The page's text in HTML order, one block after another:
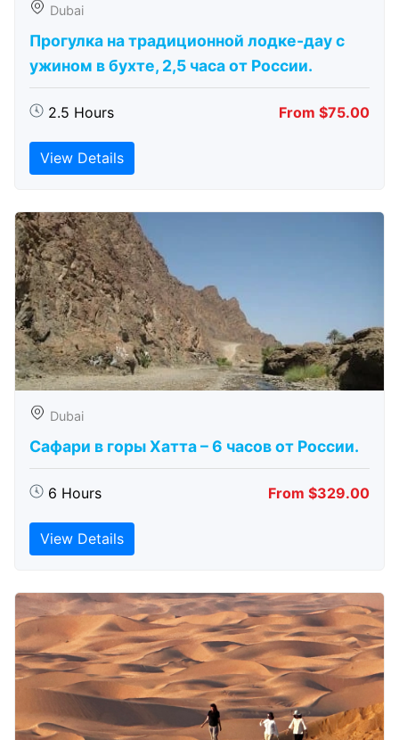
Dubai
Прогулка на традиционной лодке-дау с
ужином в бухте, 2,5 часа от России.
2.5 Hours From $75.00
View Details
Dubai
Сафари в горы Хатта – 6 часов от России.
6 Hours From $329.00
View Details